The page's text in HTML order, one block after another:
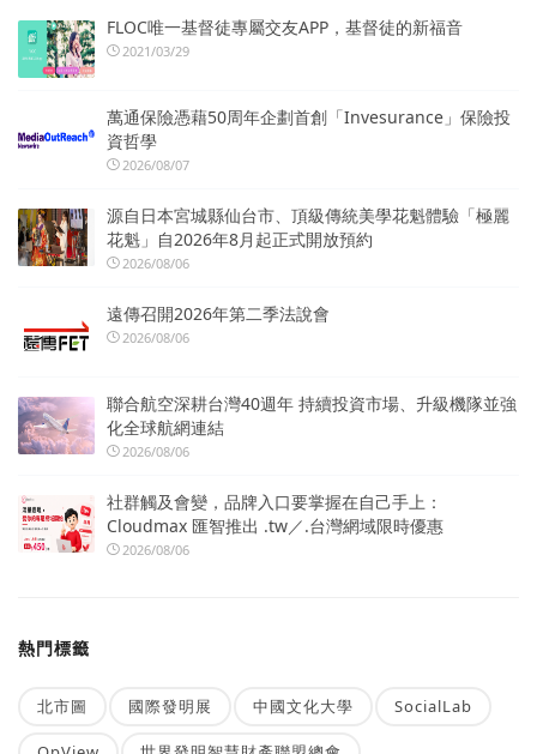
FLOC唯一基督徒專屬交友APP，基督徒的新福音
2021/03/29
萬通保險憑藉50周年企劃首創「Invesurance」保險投
資哲學
2026/08/07
源自日本宮城縣仙台市、頂級傳統美學花魁體驗「極麗
花魁」自2026年8月起正式開放預約
2026/08/06
遠傳召開2026年第二季法說會
2026/08/06
聯合航空深耕台灣40週年 持續投資市場、升級機隊並強
化全球航網連結
2026/08/06
社群觸及會變，品牌入口要掌握在自己手上：
Cloudmax 匯智推出 .tw／.台灣網域限時優惠
2026/08/06
熱門標籤
北市圖 國際發明展 中國文化大學 SocialLab